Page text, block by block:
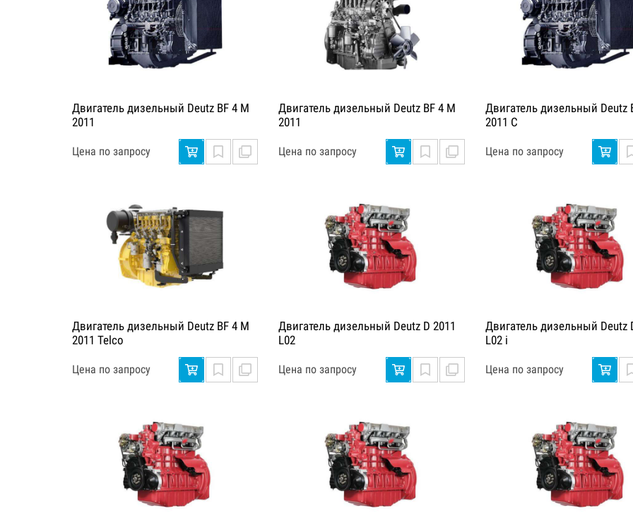
Двигатель дизельный Deutz BF 4 M
2011
Цена по запросу
Двигатель дизельный Deutz BF 4 M
2011
Цена по запросу
Двигатель дизельный Deutz
2011 C
Цена по запросу
Двигатель дизельный Deutz BF 4 M
2011 Telco
Цена по запросу
Двигатель дизельный Deutz D 2011
L02
Цена по запросу
Двигатель дизельный Deutz
L02 i
Цена по запросу